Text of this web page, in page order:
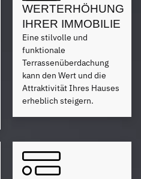
WERTERHÖHUNG
IHRER IMMOBILIE
Eine stilvolle und
funktionale
Terrassenüberdachung
kann den Wert und die
Attraktivität Ihres Hauses
erheblich steigern.